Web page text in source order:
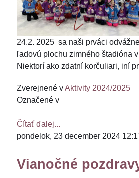
24.2. 2025 sa naši prváci
ľadovú plochu zimného štadióna
Niektorí ako zdatní korčuliari, iní
Zverejnené vAktivity 2024/2025
Označené v
Čítať ďalej...
pondelok, 23 december 2024
Vianočné